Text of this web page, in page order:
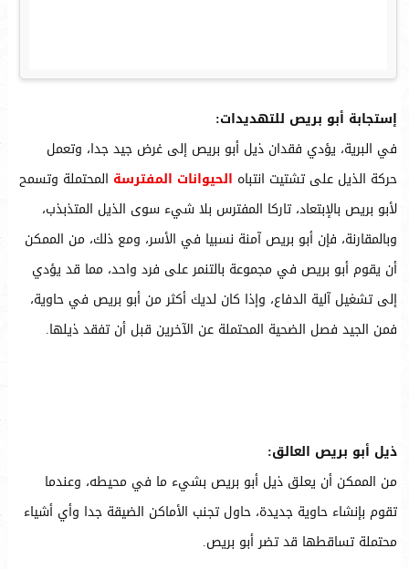
إستجابة أبو بريص للتهديدات:
في البرية، يؤدي فقدان ذيل أبو بريص إلى غرض جيد جدا، وتعمل
حركة الذيل على تشتيت انتباه الحيوانات المفترسة المحتملة وتسمح
لأبو بريص بالإبتعاد، تاركا المفترس بلا شيء سوى الذيل المتذبذب،
وبالمقارنة، فإن أبو بريص آمنة نسبيا في الأسر، ومع ذلك، من الممكن
أن يقوم أبو بريص في مجموعة بالتنمر على فرد واحد، مما قد يؤدي
إلى تشغيل آلية الدفاع، وإذا كان لديك أكثر من أبو بريص في حاوية،
فمن الجيد فصل الضحية المحتملة عن الآخرين قبل أن تفقد ذيلها.
ذيل أبو بريص العالق:
من الممكن أن يعلق ذيل أبو بريص بشيء ما في محيطه، وعندما
تقوم بإنشاء حاوية جديدة، حاول تجنب الأماكن الضيقة جدا وأي أشياء
محتملة تساقطها قد تضر أبو بريص.